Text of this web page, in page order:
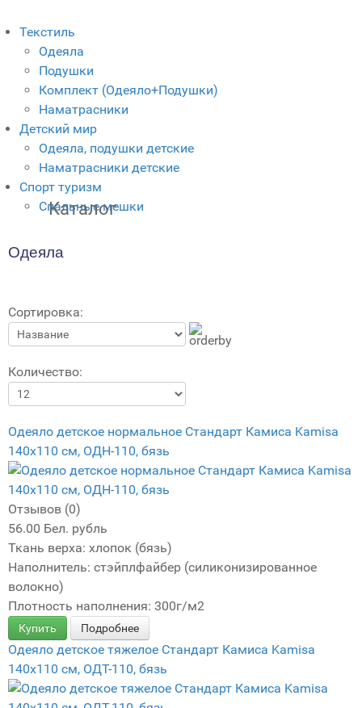
Текстиль
Одеяла
Подушки
Комплект (Одеяло+Подушки)
Наматрасники
Детский мир
Одеяла, подушки детские
Наматрасники детские
Спорт туризм
Спальные мешки
Каталог
Одеяла
Сортировка:
Количество:
Одеяло детское нормальное Стандарт Камиса Kamisa
140х110 см, ОДН-110, бязь
Отзывов (0)
56.00 Бел. рубль
Ткань верха: хлопок (бязь)
Наполнитель: стэйплфайбер (силиконизированное
волокно)
Плотность наполнения: 300г/м2
Купить Подробнее
Одеяло детское тяжелое Стандарт Камиса Kamisa
140х110 см, ОДТ-110, бязь